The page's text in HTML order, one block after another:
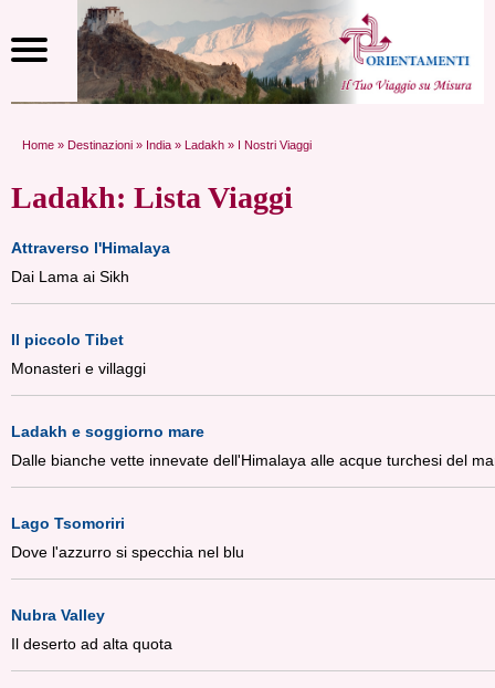
Home » Destinazioni » India » Ladakh » I Nostri Viaggi
Ladakh: Lista Viaggi
Attraverso l'Himalaya
Dai Lama ai Sikh
Il piccolo Tibet
Monasteri e villaggi
Ladakh e soggiorno mare
Dalle bianche vette innevate dell'Himalaya alle acque turchesi del
Lago Tsomoriri
Dove l'azzurro si specchia nel blu
Nubra Valley
Il deserto ad alta quota